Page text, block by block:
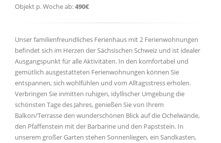
Objekt p. Woche ab:490€
Unser familienfreundliches Ferienhaus mit 2 Ferienwohnungen
befindet sich im Herzen der Sächsischen Schweiz und ist idealer
Ausgangspunkt für alle Aktivitäten. In den komfortabel und
gemütlich ausgestatteten Ferienwohnungen können Sie
entspannen, sich wohlfühlen und vom Alltagsstress erholen.
Verbringen Sie inmitten ruhigen, idyllischer Umgebung die
schönsten Tage des Jahres, genießen Sie von Ihrem
Balkon/Terrasse den wunderschönen Blick auf die Ochelwände,
den Pfaffenstein mit der Barbarine und den Papststein. In
unserem großer Garten stehen Sonnenliegen, ein Sandkasten,